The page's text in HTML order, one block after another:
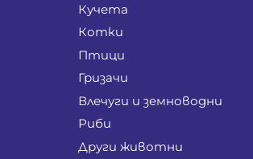
Кучета
Котки
Птици
Гризачи
Влечуги и земноводни
Риби
Други животни